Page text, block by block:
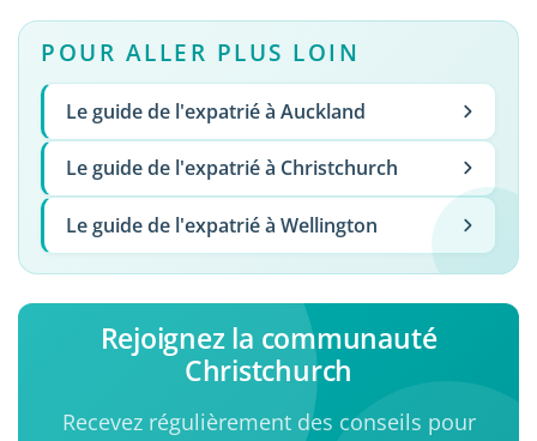
POUR ALLER PLUS LOIN
Le guide de l'expatrié à Auckland
Le guide de l'expatrié à Christchurch
Le guide de l'expatrié à Wellington
Rejoignez la communauté
Christchurch
Recevez régulièrement des conseils pour